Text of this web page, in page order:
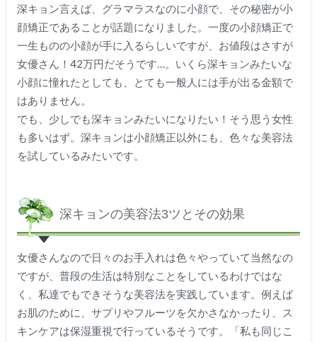
深キョン言えば、グラマラスなのに小顔で、その秘密が小
顔矯正であることが話題になりました。一度の小顔矯正で
一生ものの小顔が手に入るらしいですが、お値段はさすが
女優さん！42万円だそうです…。いくら深キョンみたいな
小顔に憧れたとしても、とても一般人には手が出る金額で
はありません。
でも、少しでも深キョンみたいになりたい！そう思う女性
も多いはず。深キョンは小顔矯正以外にも、色々な美容法
を試しているみたいです。
深キョンの美容法3ツとその効果
女優さんなので日々のお手入れは色々やっていて当然なの
ですが、普段の生活は特別なことをしているわけではな
く、私達でもできそうな美容法を実践しています。例えば
お肌のために、サプリやフルーツを欠かさなかったり、ス
キンケアは保湿重視で行っているそうです。「私も同じこ